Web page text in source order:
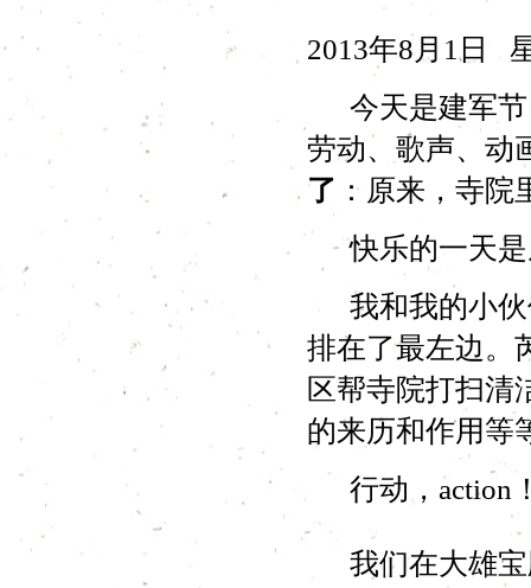
2013年8月1日
今天是建军节
劳动、歌声、动
了 ：原来，寺
快乐的一天是
我和我的小伙
排在了最左边。
区帮寺院打扫清
的来历和作用等
行动，action
我们在大雄宝